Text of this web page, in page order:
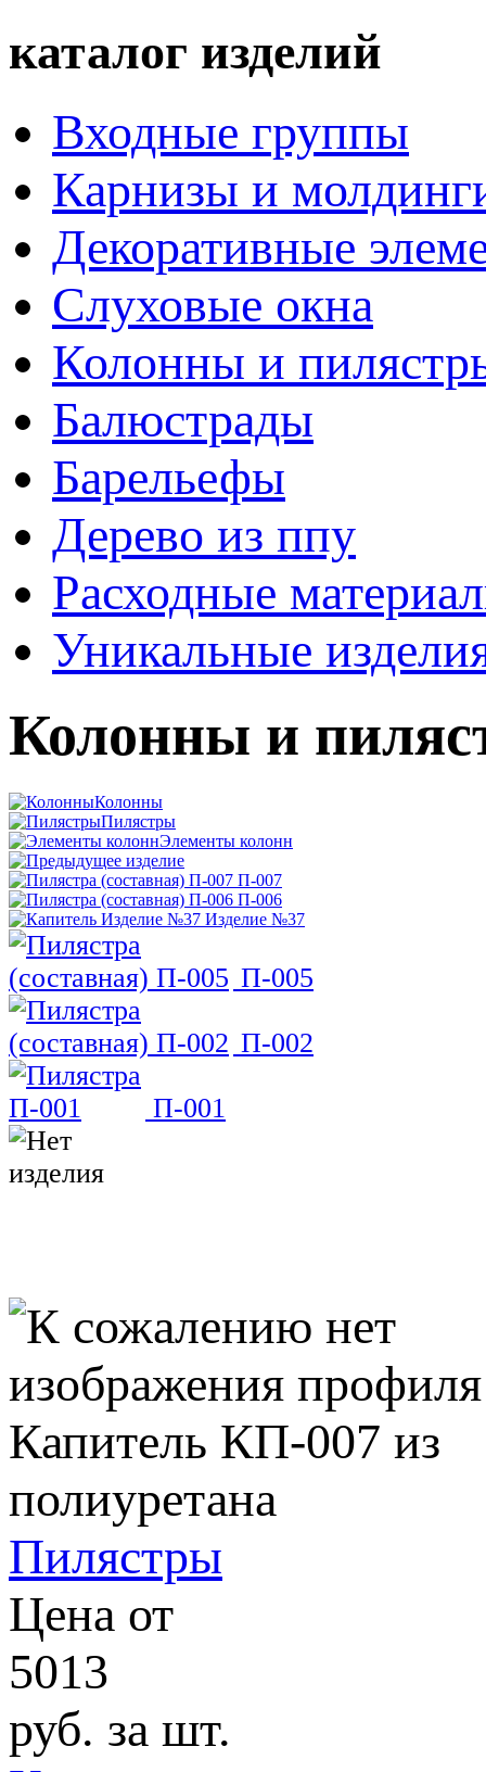
каталог изделий
Входные группы
Карнизы и
Декоративные
Слуховые окна
Колонны и
Балюстрады
Барельефы
Дерево из ппу
Расходные
Уникальные
Колонны и
Колонны
Пилястры
Элементы колонн
П-007
П-006
Изделие №37
П-005
П-002
П-001
Пилястры
Цена от
5013
руб. за шт.